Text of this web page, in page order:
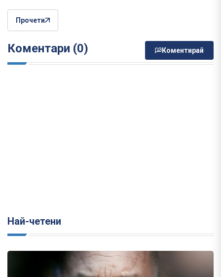
Прочети
Коментари (0) Коментирай
Най-четени